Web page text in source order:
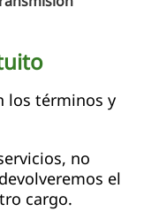
los términos y
no
el
cargo.